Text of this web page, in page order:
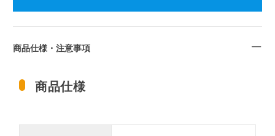
商品仕様・注意事項
商品仕様